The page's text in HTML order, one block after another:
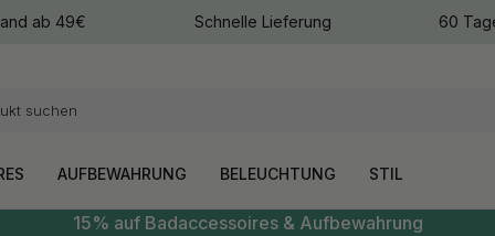
ab 49€ Schnelle Lieferung 60
AUFBEWAHRUNG BELEUCHTUNG STIL
15% auf Badaccessoires & Aufbewahrung